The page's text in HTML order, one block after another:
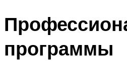
программы